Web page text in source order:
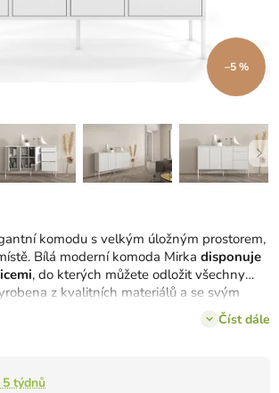
komodu s velkým úložným prostorem,
Bílá moderní komoda Mirka disponuje
, do kterých můžete odložit všechny
z kvalitních materiálů a se svým
se bude hodit také do náročnýchČíst dále
týdnů
–5 %